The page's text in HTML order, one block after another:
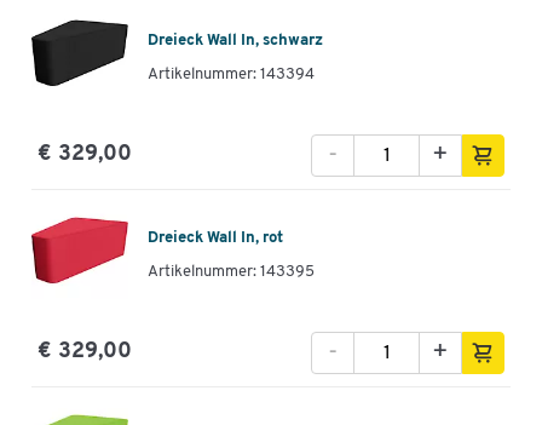
Dreieck Wall In, schwarz
Artikelnummer: 143394
€ 329,00 +
-
Dreieck Wall In, rot
Artikelnummer: 143395
€ 329,00 +
-